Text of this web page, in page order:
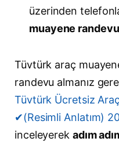
üzerinden
muayene
Tüvtürk araç
randevu almanız
Tüvtürk Ücretsiz
✔(Resimli Anlatım)
inceleyerek adım